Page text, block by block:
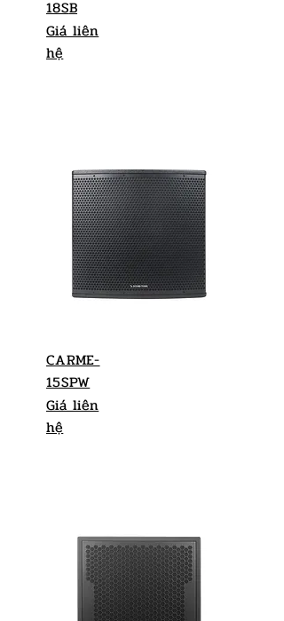
18SB
Giá liên
hệ
CARME-
15SPW
Giá liên
hệ